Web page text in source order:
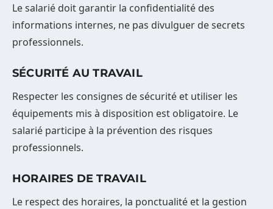
Le salarié doit garantir la confidentialité des
informations internes, ne pas divulguer de secrets
professionnels.
SÉCURITÉ AU TRAVAIL
Respecter les consignes de sécurité et utiliser les
équipements mis à disposition est obligatoire. Le
salarié participe à la prévention des risques
professionnels.
HORAIRES DE TRAVAIL
Le respect des horaires, la ponctualité et la gestion